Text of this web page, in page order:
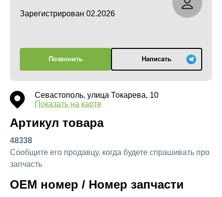
Зарегистрирован 02.2026
Позвонить Написать
Севастополь, улица Токарева, 10
Показать на карте
Артикул товара
48338
Сообщите его продавцу, когда будете спрашивать про
запчасть
OEM номер / Номер запчасти